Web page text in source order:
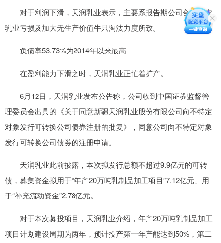
对于利润下滑，天润乳业表示，主要系报告期公司合并新农
乳业亏损及加大无生产价值牛只淘汰力度所致。
负债率53.73%为2014年以来最高
在盈利能力下滑之时，天润乳业正忙着扩产。
6月12日，天润乳业发布公告称，公司收到中国证券监督管
理委员会出具的《关于同意新疆天润乳业股份有限公司向不特定
对象发行可转换公司债券注册的批复》，同意公司向不特定对象
发行可转换公司债券的注册申请。
天润乳业此前披露，本次拟发行总额不超过9.9亿元的可转
债，募集资金拟用于“年产20万吨乳制品加工项目”7.12亿元、用
于“补充流动资金”2.78亿元。
对于本次募投项目，天润乳业介绍，年产20万吨乳制品加工
项目计划建设周期为两年，预计投产第一年产能达到50%，第二